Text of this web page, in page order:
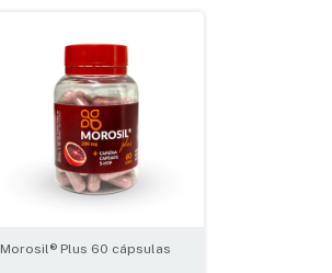
Morosil® Plus 60 cápsulas